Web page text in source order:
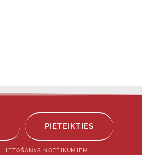
PIETEIKTIES
NOTEIKUMIEM